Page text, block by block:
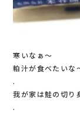
寒いなぁ～
粕汁が食べたいな
.
我が家は鮭の切り
.